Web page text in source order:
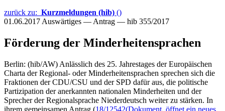
zurück zu: Kurzmeldungen (hib) ()
01.06.2017 Auswärtiges — Antrag — hib 355/2017
Förderung der Minderheitensprachen
Berlin: (hib/AW) Anlässlich des 25. Jahrestages der Europäischen
Charta der Regional- oder Minderheitensprachen sprechen sich die
Fraktionen der CDU/CSU und der SPD dafür aus, die politische
Partizipation der anerkannten nationalen Minderheiten und der
Sprecher der Regionalsprache Niederdeutsch weiter zu stärken. In
ihrem gemeinsamen Antrag (18/12542(Dokument, öffnet ein neues